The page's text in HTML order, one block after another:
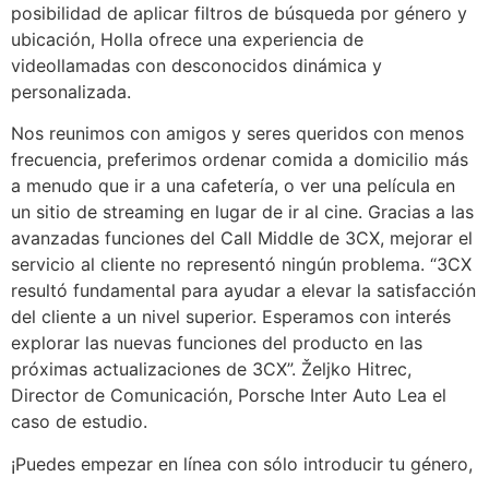
posibilidad de aplicar filtros de búsqueda por género y
ubicación, Holla ofrece una experiencia de
videollamadas con desconocidos dinámica y
personalizada.
Nos reunimos con amigos y seres queridos con menos
frecuencia, preferimos ordenar comida a domicilio más
a menudo que ir a una cafetería, o ver una película en
un sitio de streaming en lugar de ir al cine. Gracias a las
avanzadas funciones del Call Middle de 3CX, mejorar el
servicio al cliente no representó ningún problema. “3CX
resultó fundamental para ayudar a elevar la satisfacción
del cliente a un nivel superior. Esperamos con interés
explorar las nuevas funciones del producto en las
próximas actualizaciones de 3CX”. Željko Hitrec,
Director de Comunicación, Porsche Inter Auto Lea el
caso de estudio.
¡Puedes empezar en línea con sólo introducir tu género,